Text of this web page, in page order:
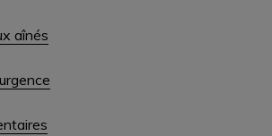
aînés